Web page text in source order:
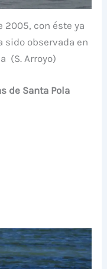
2005, con éste ya
sido observada en
(S. Arroyo)
de Santa Pola